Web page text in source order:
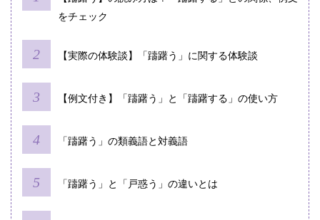
をチェック
【実際の体験談】「躊躇う」に関する体験談
【例文付き】「躊躇う」と「躊躇する」の使い方
「躊躇う」の類義語と対義語
「躊躇う」と「戸惑う」の違いとは